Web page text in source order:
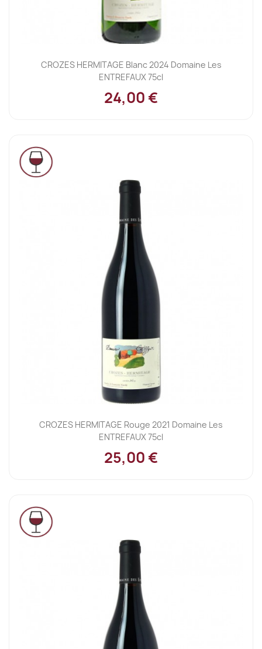
CROZES HERMITAGE Blanc 2024 Domaine Les
ENTREFAUX 75cl
24,00 €
CROZES HERMITAGE Rouge 2021 Domaine Les
ENTREFAUX 75cl
25,00 €